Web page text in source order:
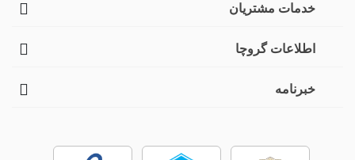
خدمات مشتریان
اطلاعات گروچا
خبرنامه